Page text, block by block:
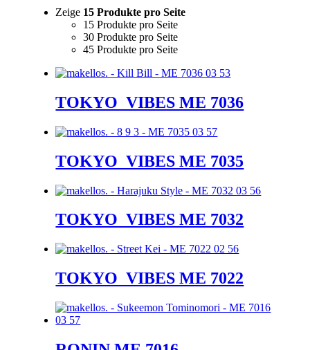
Zeige 15 Produkte pro Seite
15 Produkte pro Seite
30 Produkte pro Seite
45 Produkte pro Seite
TOKYO_VIBES ME 7036
TOKYO_VIBES ME 7035
TOKYO_VIBES ME 7032
TOKYO_VIBES ME 7022